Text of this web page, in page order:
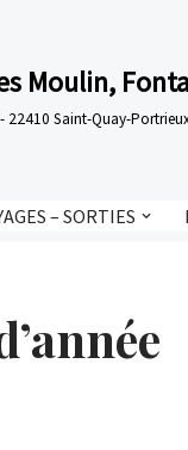
Moulin,
22410 Saint-Quay-
– SORTIES